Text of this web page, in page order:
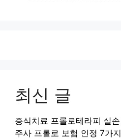
최신 글
증식치료 프롤로테라피 실
주사 프롤로 보험 인정 7가